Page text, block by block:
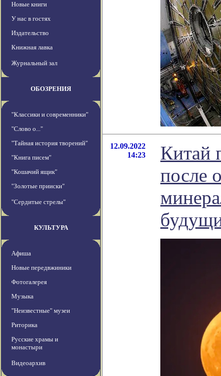
Новые книги
У нас в гостях
Издательство
Книжная лавка
Журнальный зал
ОБОЗРЕНИЯ
"Классики и современники"
"Слово о..."
"Тайная история творений"
"Книга писем"
"Кошачий ящик"
"Золотые прииски"
"Сердитые стрелы"
КУЛЬТУРА
Афиша
Новые передвжиники
Фотогалерея
Музыка
"Неизвестные" музеи
Риторика
Русские храмы и
монастыри
Видеоархив
12.09.2022
14:23
Китай
после